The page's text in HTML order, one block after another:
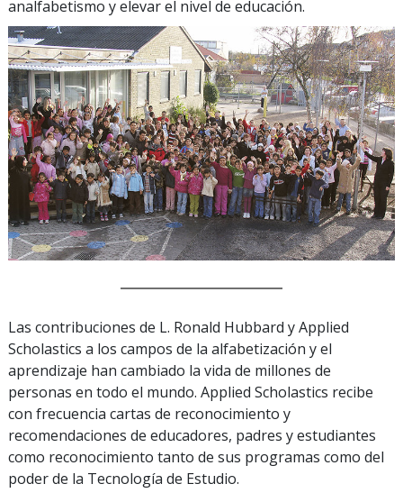
analfabetismo y elevar el nivel de educación.
Las contribuciones de L. Ronald Hubbard y Applied
Scholastics a los campos de la alfabetización y el
aprendizaje han cambiado la vida de millones de
personas en todo el mundo. Applied Scholastics recibe
con frecuencia cartas de reconocimiento y
recomendaciones de educadores, padres y estudiantes
como reconocimiento tanto de sus programas como del
poder de la Tecnología de Estudio.